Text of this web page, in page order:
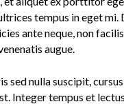
tempus in eget
ante neque, non
augue.
sed nulla suscipit,
Integer tempus et